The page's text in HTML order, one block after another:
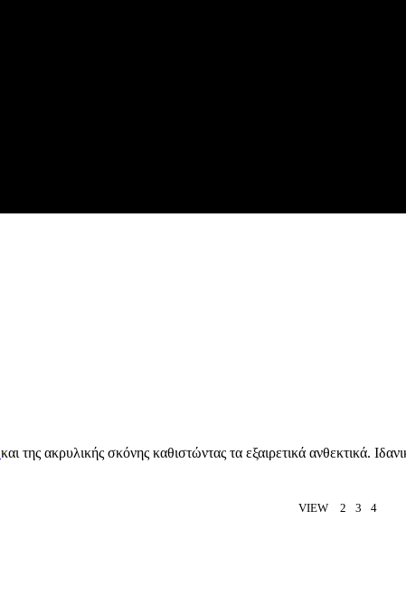
και της ακρυλικής σκόνης καθιστώντας τα εξαιρετικά ανθεκτικά.
VIEW
2 3 4